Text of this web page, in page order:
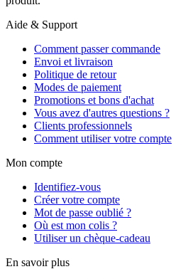
Aide & Support
Comment passer commande
Envoi et livraison
Politique de retour
Modes de paiement
Promotions et bons d'achat
Vous avez d'autres questions ?
Clients professionnels
Comment utiliser votre compte
Mon compte
Identifiez-vous
Créer votre compte
Mot de passe oublié ?
Où est mon colis ?
Utiliser un chèque-cadeau
En savoir plus